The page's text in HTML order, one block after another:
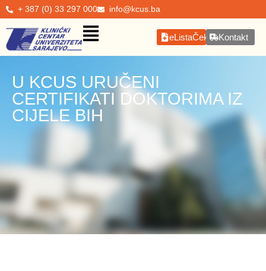
+ 387 (0) 33 297 000 info@kcus.ba
eListaČekanjaKontakt
U KCUS URUČENI
CERTIFIKATI DOKTORIMA IZ
CIJELE BIH